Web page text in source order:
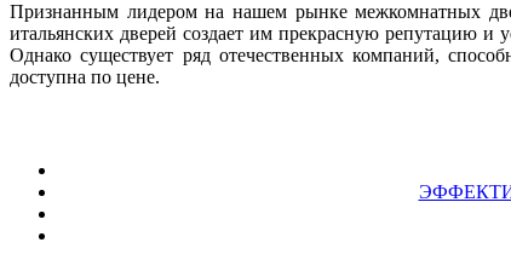
Признанным лидером на нашем рынке межкомнатных
итальянских дверей создает им прекрасную репутацию
Однако существует ряд отечественных компаний,
доступна по цене.